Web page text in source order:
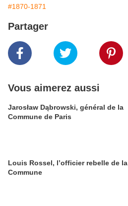
#1870-1871
Partager
Vous aimerez aussi
Jarosław Dąbrowski, général de la
Commune de Paris
Louis Rossel, l’officier rebelle de la
Commune